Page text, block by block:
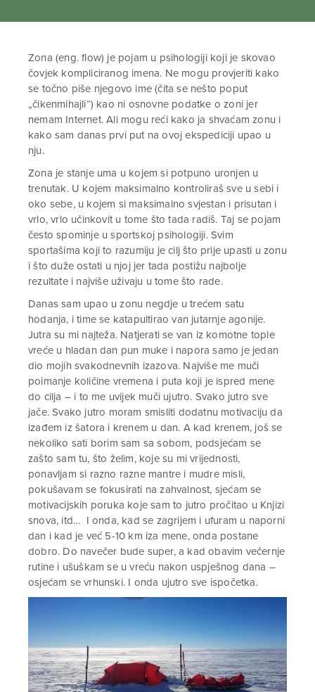
Zona (eng. flow) je pojam u psihologiji koji je skovao
čovjek kompliciranog imena. Ne mogu provjeriti kako
se točno piše njegovo ime (čita se nešto poput
„čikenmihajli“) kao ni osnovne podatke o zoni jer
nemam Internet. Ali mogu reći kako ja shvaćam zonu i
kako sam danas prvi put na ovoj ekspediciji upao u
nju.
Zona je stanje uma u kojem si potpuno uronjen u
trenutak. U kojem maksimalno kontroliraš sve u sebi i
oko sebe, u kojem si maksimalno svjestan i prisutan i
vrlo, vrlo učinkovit u tome što tada radiš. Taj se pojam
često spominje u sportskoj psihologiji. Svim
sportašima koji to razumiju je cilj što prije upasti u zonu
i što duže ostati u njoj jer tada postižu najbolje
rezultate i najviše uživaju u tome što rade.
Danas sam upao u zonu negdje u trećem satu
hodanja, i time se katapultirao van jutarnje agonije.
Jutra su mi najteža. Natjerati se van iz komotne tople
vreće u hladan dan pun muke i napora samo je jedan
dio mojih svakodnevnih izazova. Najviše me muči
poimanje količine vremena i puta koji je ispred mene
do cilja – i to me uvijek muči ujutro. Svako jutro sve
jače. Svako jutro moram smisliti dodatnu motivaciju da
izađem iz šatora i krenem u dan. A kad krenem, još se
nekoliko sati borim sam sa sobom, podsjećam se
zašto sam tu, što želim, koje su mi vrijednosti,
ponavljam si razno razne mantre i mudre misli,
pokušavam se fokusirati na zahvalnost, sjećam se
motivacijskih poruka koje sam to jutro pročitao u Knjizi
snova, itd… I onda, kad se zagrijem i ufuram u naporni
dan i kad je već 5-10 km iza mene, onda postane
dobro. Do navečer bude super, a kad obavim večernje
rutine i ušuškam se u vreću nakon uspješnog dana –
osjećam se vrhunski. I onda ujutro sve ispočetka.